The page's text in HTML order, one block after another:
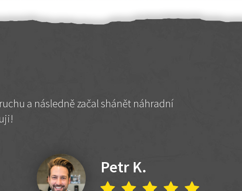
a následně začal shánět náhradní
Petr K.